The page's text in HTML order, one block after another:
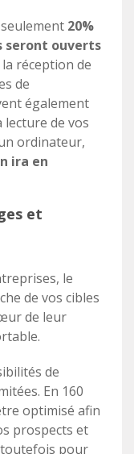
20%
seront ouverts
réception de
de
également
de vos
ordinateur,
ira en
et
le
de vos cibles
de leur
de
En 160
optimisé afin
prospects et
pour